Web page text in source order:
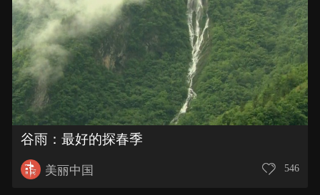
谷雨：最好的探春季
美丽中国 546